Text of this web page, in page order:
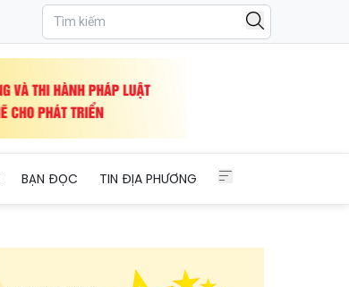
BẠN ĐỌC TIN ĐỊA PHƯƠNG